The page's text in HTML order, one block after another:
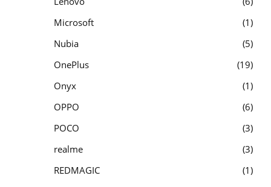
Microsoft
1
Nubia
5
OnePlus
19
Onyx
1
OPPO
6
POCO
3
realme
3
REDMAGIC
1